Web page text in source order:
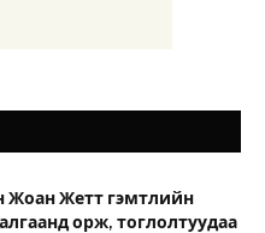
Жоан Жетт гэмтлийн
орж, тоглолтуудаа